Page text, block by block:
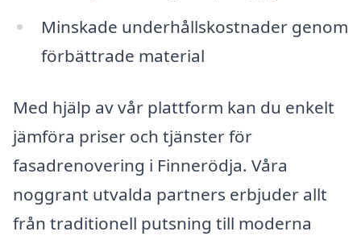
Minskade underhållskostnader genom
förbättrade material
Med hjälp av vår plattform kan du enkelt
jämföra priser och tjänster för
fasadrenovering i Finnerödja. Våra
noggrant utvalda partners erbjuder allt
från traditionell putsning till moderna